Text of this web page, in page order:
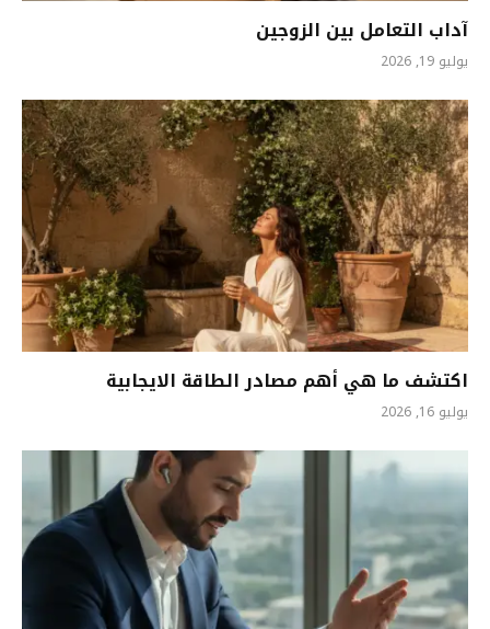
آداب التعامل بين الزوجين
يوليو 19, 2026
اكتشف ما هي أهم مصادر الطاقة الايجابية
يوليو 16, 2026